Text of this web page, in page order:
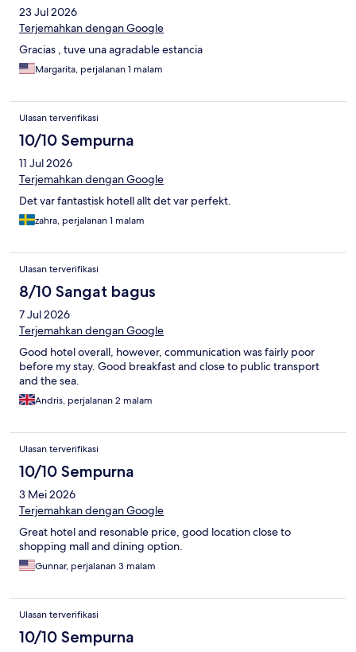
23 Jul 2026
Terjemahkan dengan Google
Gracias , tuve una agradable estancia
Margarita, perjalanan 1 malam
Ulasan terverifikasi
10/10 Sempurna
11 Jul 2026
Terjemahkan dengan Google
Det var fantastisk hotell allt det var perfekt.
zahra, perjalanan 1 malam
Ulasan terverifikasi
8/10 Sangat bagus
7 Jul 2026
Terjemahkan dengan Google
Good hotel overall, however, communication was fairly poor
before my stay. Good breakfast and close to public transport
and the sea.
Andris, perjalanan 2 malam
Ulasan terverifikasi
10/10 Sempurna
3 Mei 2026
Terjemahkan dengan Google
Great hotel and resonable price, good location close to
shopping mall and dining option.
Gunnar, perjalanan 3 malam
Ulasan terverifikasi
10/10 Sempurna